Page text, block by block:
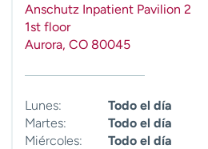
Anschutz Inpatient Pavilion 2
1st floor
Aurora, CO 80045
Lunes:
Todo el día
Martes:
Todo el día
Miércoles:
Todo el día